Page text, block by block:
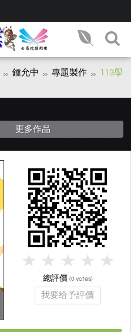
鍾允中 專題製作
113學
更多作品
總評價 (0 votes)
我要给予評價